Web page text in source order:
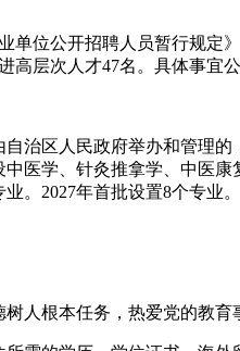
单位公开招聘人员暂行规
高层次人才47名。具体事宜
治区人民政府举办和管理
医学、针灸推拿学、中医
。2027年首批设置8个专业。
人根本任务，热爱党的教